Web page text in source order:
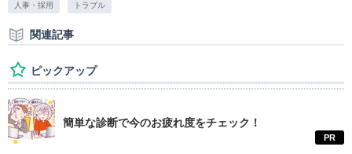
人事・採用 トラブル
関連記事
ピックアップ
簡単な診断で今のお疲れ度をチェック！
PR